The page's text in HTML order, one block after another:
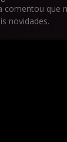
comentou que
novidades.